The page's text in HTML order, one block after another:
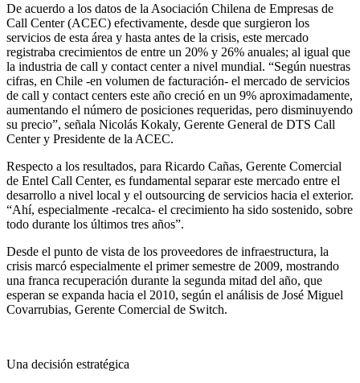
De acuerdo a los datos de la Asociación Chilena de Empresas de
Call Center (ACEC) efectivamente, desde que surgieron los
servicios de esta área y hasta antes de la crisis, este mercado
registraba crecimientos de entre un 20% y 26% anuales; al igual que
la industria de call y contact center a nivel mundial. “Según nuestras
cifras, en Chile -en volumen de facturación- el mercado de servicios
de call y contact centers este año creció en un 9% aproximadamente,
aumentando el número de posiciones requeridas, pero disminuyendo
su precio”, señala Nicolás Kokaly, Gerente General de DTS Call
Center y Presidente de la ACEC.
Respecto a los resultados, para Ricardo Cañas, Gerente Comercial
de Entel Call Center, es fundamental separar este mercado entre el
desarrollo a nivel local y el outsourcing de servicios hacia el exterior.
“Ahí, especialmente -recalca- el crecimiento ha sido sostenido, sobre
todo durante los últimos tres años”.
Desde el punto de vista de los proveedores de infraestructura, la
crisis marcó especialmente el primer semestre de 2009, mostrando
una franca recuperación durante la segunda mitad del año, que
esperan se expanda hacia el 2010, según el análisis de José Miguel
Covarrubias, Gerente Comercial de Switch.
Una decisión estratégica